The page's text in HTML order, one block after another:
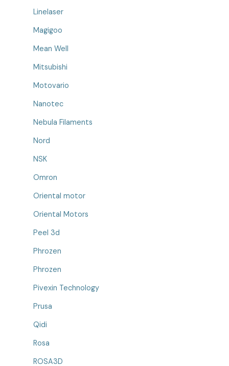
Linelaser
Magigoo
Mean Well
Mitsubishi
Motovario
Nanotec
Nebula Filaments
Nord
NSK
Omron
Oriental motor
Oriental Motors
Peel 3d
Phrozen
Phrozen
Pivexin Technology
Prusa
Qidi
Rosa
ROSA3D